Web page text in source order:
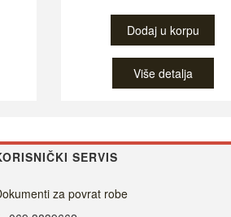
Dodaj u korpu
Više detalja
SERVIS
za povrat robe